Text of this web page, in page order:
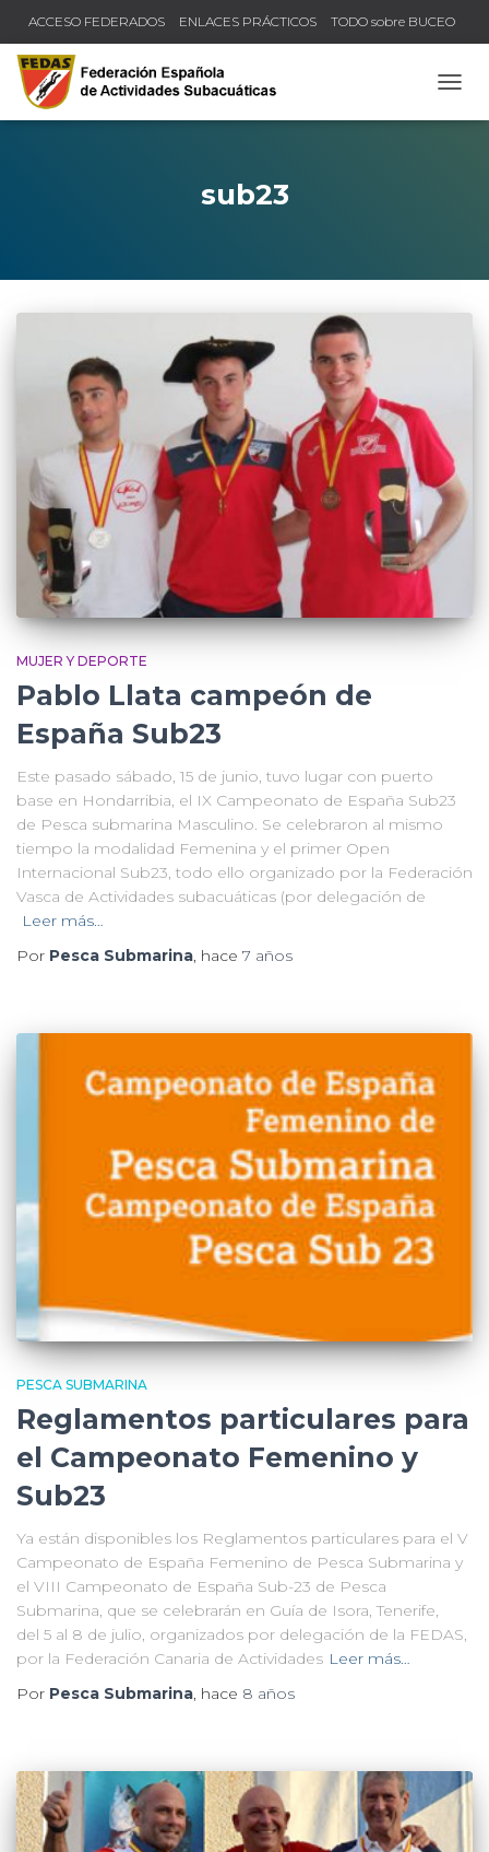
ACCESO FEDERADOS ENLACES PRÁCTICOS TODO sobre BUCEO
COMPRUEBA TU TÍTULO Y LICENCIA
sub23
MUJER Y DEPORTE
Pablo Llata campeón de
España Sub23
Este pasado sábado, 15 de junio, tuvo lugar con puerto
base en Hondarribia, el IX Campeonato de España Sub23
de Pesca submarina Masculino. Se celebraron al mismo
tiempo la modalidad Femenina y el primer Open
Internacional Sub23, todo ello organizado por la Federación
Vasca de Actividades subacuáticas (por delegación de
Leer más…
Por Pesca Submarina, hace 7 años
PESCA SUBMARINA
Reglamentos particulares para
el Campeonato Femenino y
Sub23
Ya están disponibles los Reglamentos particulares para el V
Campeonato de España Femenino de Pesca Submarina y
el VIII Campeonato de España Sub-23 de Pesca
Submarina, que se celebrarán en Guía de Isora, Tenerife,
del 5 al 8 de julio, organizados por delegación de la FEDAS,
por la Federación Canaria de Actividades Leer más…
Por Pesca Submarina, hace 8 años